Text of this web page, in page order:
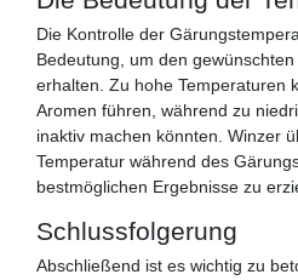
Die Kontrolle der
Bedeutung, um den
erhalten. Zu hohe Temperaturen
Aromen führen, während zu
inaktiv machen könnten. Winzer
Temperatur während des
bestmöglichen Ergebnisse zu
Schlussfolgerung
Abschließend ist es wichtig zu